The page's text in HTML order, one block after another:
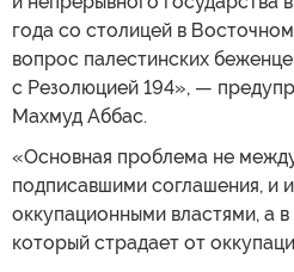
года со столицей в
вопрос палестинских
с Резолюцией 194», —
Махмуд Аббас.
«Основная проблема не
подписавшими соглашения, и
оккупационными властями, а
который страдает от